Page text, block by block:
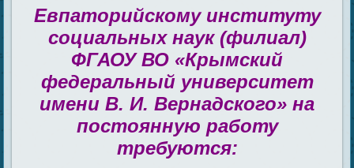
Евпаторийскому институту
социальных наук (филиал)
ФГАОУ ВО «Крымский
федеральный университет
имени В. И. Вернадского» на
постоянную работу
требуются: